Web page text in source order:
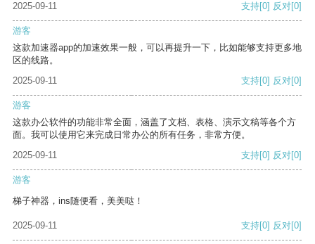
2025-09-11 支持[0] 反对[0]
游客
这款加速器app的加速效果一般，可以再提升一下，比如能够支持更多地
区的线路。
2025-09-11
支持[0] 反对[0]
游客
这款办公软件的功能非常全面，涵盖了文档、表格、演示文稿等各个方
面。我可以使用它来完成日常办公的所有任务，非常方便。
2025-09-11
支持[0] 反对[0]
游客
梯子神器，ins随便看，美美哒！
2025-09-11 支持[0] 反对[0]